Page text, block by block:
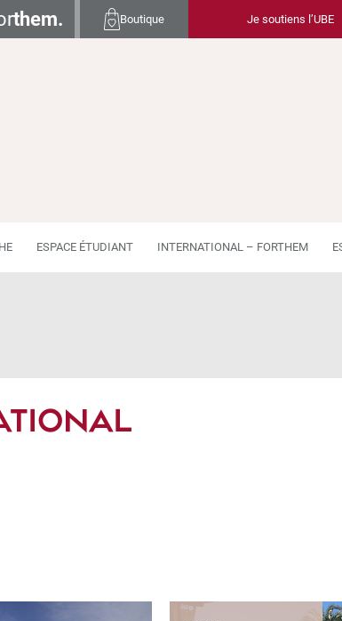
them. Boutique Je soutiens l’UBE
ESPACE ÉTUDIANT INTERNATIONAL – FORTHEM